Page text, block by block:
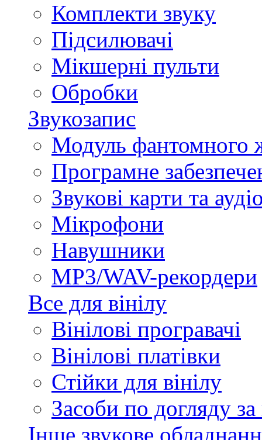
Комплекти звуку
Підсилювачі
Мікшерні пульти
Обробки
Звукозапис
Модуль фантомного
Програмне
Звукові карти та
Мікрофони
Навушники
MP3/WAV-рекордери
Все для вінілу
Вінілові програвачі
Вінілові платівки
Стійки для вінілу
Засоби по догляду за
Інше звукове